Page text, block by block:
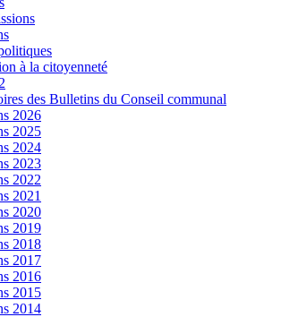
à la citoyenneté
des Bulletins du Conseil communal
2026
2025
2024
2023
2022
2021
2020
2019
2018
2017
2016
2015
2014